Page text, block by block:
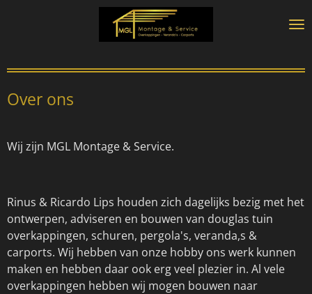
Over ons
Wij zijn MGL Montage & Service.
Rinus & Ricardo Lips houden zich dagelijks bezig met het
ontwerpen, adviseren en bouwen van douglas tuin
overkappingen, schuren, pergola's, veranda,s &
carports. Wij hebben van onze hobby ons werk kunnen
maken en hebben daar ook erg veel plezier in. Al vele
overkappingen hebben wij mogen bouwen naar